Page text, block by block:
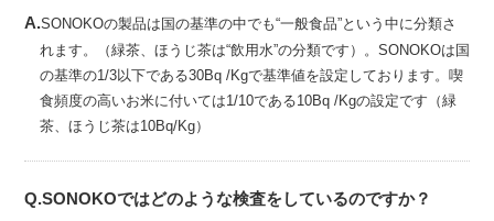
A.SONOKOの製品は国の基準の中でも“一般食品”という中に分類さ
れます。（緑茶、ほうじ茶は“飲用水”の分類です）。SONOKOは国
の基準の1/3以下である30Bq /Kgで基準値を設定しております。喫
食頻度の高いお米に付いては1/10である10Bq /Kgの設定です（緑
茶、ほうじ茶は10Bq/Kg）
Q.SONOKOではどのような検査をしているのですか？